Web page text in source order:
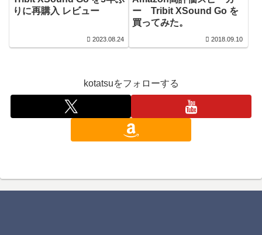
りに再購入 レビュー
2023.08.24
ー Tribit XSound Go を
買ってみた。
2018.09.10
kotatsuをフォローする